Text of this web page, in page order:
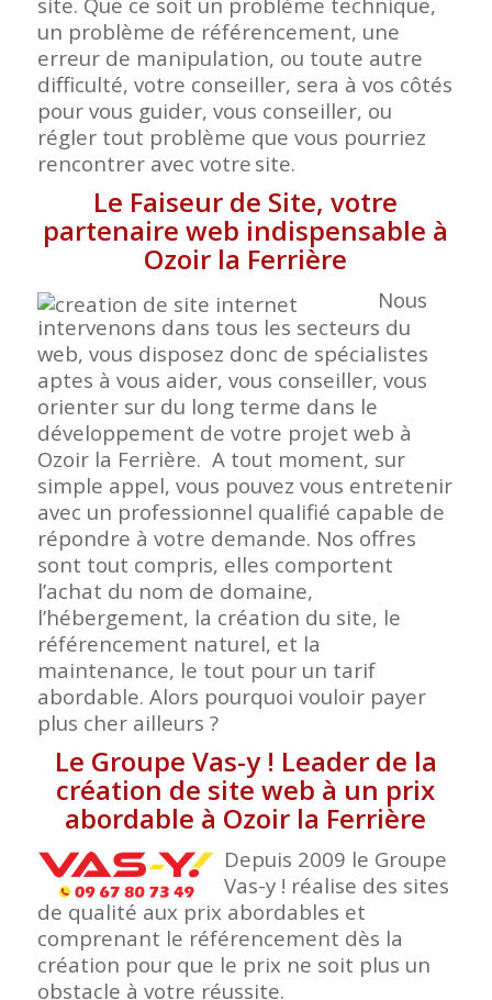
un problème de référencement, une
erreur de manipulation, ou toute autre
difficulté, votre conseiller, sera à vos côtés
pour vous guider, vous conseiller, ou
régler tout problème que vous pourriez
rencontrer avec votre site.
Le Faiseur de Site, votre
partenaire web indispensable à
Ozoir la Ferrière
Nous
intervenons dans tous les secteurs du
web, vous disposez donc de spécialistes
aptes à vous aider, vous conseiller, vous
orienter sur du long terme dans le
développement de votre projet web à
Ozoir la Ferrière. A tout moment, sur
simple appel, vous pouvez vous entretenir
avec un professionnel qualifié capable de
répondre à votre demande. Nos offres
sont tout compris, elles comportent
l’achat du nom de domaine,
l’hébergement, la création du site, le
référencement naturel, et la
maintenance, le tout pour un tarif
abordable. Alors pourquoi vouloir payer
plus cher ailleurs ?
Le Groupe Vas-y ! Leader de la
création de site web à un prix
abordable à Ozoir la Ferrière
Depuis 2009 le Groupe
Vas-y ! réalise des sites
de qualité aux prix abordables et
comprenant le référencement dès la
création pour que le prix ne soit plus un
obstacle à votre réussite.